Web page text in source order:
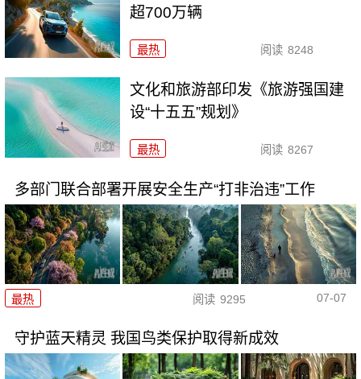
超700万辆
最热 阅读 8248
文化和旅游部印发《旅游强国建
设“十五五”规划》
最热 阅读 8267
多部门联合部署开展安全生产“打非治违”工作
最热 阅读 9295 07-07
守护蓝天精灵 我国鸟类保护取得新成效